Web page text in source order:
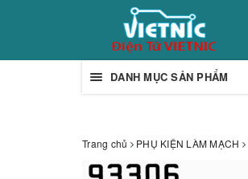
DANH MỤC SẢN PHẨM
Trang chủ PHỤ KIỆN LÀM MẠCH